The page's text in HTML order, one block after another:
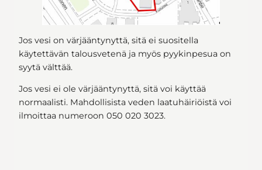
Jos vesi on värjääntynyttä, sitä ei suositella
käytettävän talousvetenä ja myös pyykinpesua on
syytä välttää.
Jos vesi ei ole värjääntynyttä, sitä voi käyttää
normaalisti. Mahdollisista veden laatuhäiriöistä voi
ilmoittaa numeroon 050 020 3023.